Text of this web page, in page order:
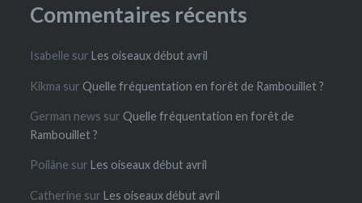
Commentaires récents
Isabelle surLes oiseaux début avril
Kikma sur Quelle fréquentation en forêt de Rambouillet ?
German news sur Quelle fréquentation en forêt de
Rambouillet ?
Poilâne surLes oiseaux début avril
Catherine surLes oiseaux début avril